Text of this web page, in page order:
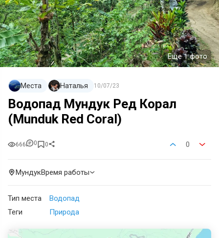
Еще 1 фото
Места Наталья 10/07/23
Водопад Мундук Ред Корал
(Munduk Red Coral)
666 0 0 0
МундукВремя работы
Тип места
Водопад
Теги
Природа